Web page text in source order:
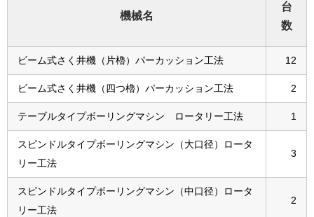
機械名
台
数
ビーム式さく井機（片櫓）パーカッション工法 12
ビーム式さく井機（四つ櫓）パーカッション工法 2
テーブルタイプボーリングマシン ロータリー工法 1
スピンドルタイプボーリングマシン（大口径）ロータ
リー工法
3
スピンドルタイプボーリングマシン（中口径）ロータ
リー工法
2